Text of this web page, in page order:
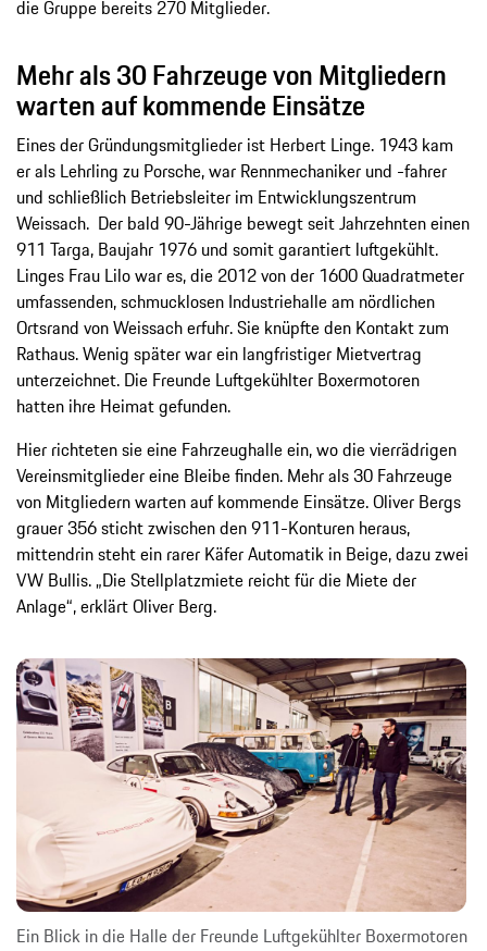
die Gruppe bereits 270 Mitglieder.
Mehr als 30 Fahrzeuge von Mitgliedern
warten auf kommende Einsätze
Eines der Gründungsmitglieder ist Herbert Linge. 1943 kam
er als Lehrling zu Porsche, war Rennmechaniker und -fahrer
und schließlich Betriebsleiter im Entwicklungszentrum
Weissach. Der bald 90-Jährige bewegt seit Jahrzehnten einen
911 Targa, Baujahr 1976 und somit garantiert luftgekühlt.
Linges Frau Lilo war es, die 2012 von der 1600 Quadratmeter
umfassenden, schmucklosen Industriehalle am nördlichen
Ortsrand von Weissach erfuhr. Sie knüpfte den Kontakt zum
Rathaus. Wenig später war ein langfristiger Mietvertrag
unterzeichnet. Die Freunde Luftgekühlter Boxermotoren
hatten ihre Heimat gefunden.
Hier richteten sie eine Fahrzeughalle ein, wo die vierrädrigen
Vereinsmitglieder eine Bleibe finden. Mehr als 30 Fahrzeuge
von Mitgliedern warten auf kommende Einsätze. Oliver Bergs
grauer 356 sticht zwischen den 911-Konturen heraus,
mittendrin steht ein rarer Käfer Automatik in Beige, dazu zwei
VW Bullis. „Die Stellplatzmiete reicht für die Miete der
Anlage“, erklärt Oliver Berg.
Ein Blick in die Halle der Freunde Luftgekühlter Boxermotoren